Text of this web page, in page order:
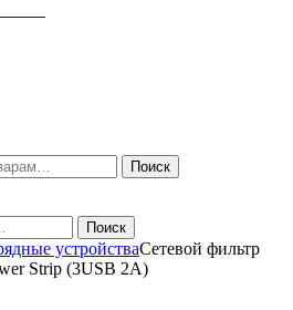
Поиск
Поиск
устройстваСетевой фильтр
Strip (3USB 2A)